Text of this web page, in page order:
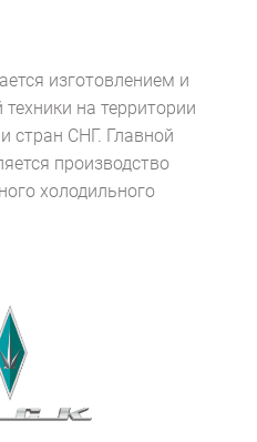
изготовлением и
на территории
стран СНГ. Главной
производство
холодильного